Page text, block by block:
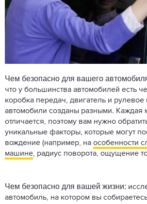
Чем безопасно для вашего
что у большинства автомобилей есть
коробка передач, двигатель и рулевое
автомобили созданы разными. Каждая
отличается, поэтому вам нужно
уникальные факторы, которые могут
вождение (например, на особенности
машине, радиус поворота, ощущение
Чем безопасно для вашей жизни:
автомобиль, на котором вы